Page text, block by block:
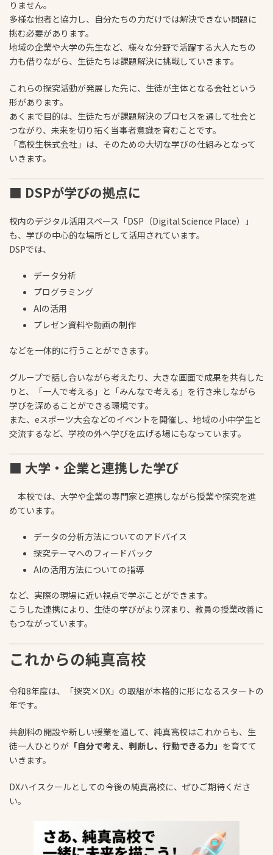
りません。
多様な他者と協力し、自分たちの力だけでは解決できない問題に
挑む必要があります。
地域の企業や大学の先生など、様々な分野で活躍する大人たちの
力も借りながら、生徒たちは課題解決に挑戦していきます。
これらの探究活動が発展した先に、生徒が主体となる会社という
形があります。
あくまで目的は、生徒たちが課題解決のプロセスを通して社会と
つながり、未来を切り拓く当事者意識を育むことです。
「高校生株式会社」は、そのための大切な学びの仕組みとなって
いきます。
■ DSPが学びの拠点に
校内のデジタル活用スペース「DSP（Digital Science Place）」
も、学びの中心的な場所として活用されています。
DSPでは、
データ分析
プログラミング
AIの活用
プレゼン資料や動画の制作
などを一体的に行うことができます。
グループで話し合いながら考えたり、大きな画面で成果を共有した
りと、「一人で考える」と「みんなで考える」を行き来しながら
学びを深めることができる環境です。
また、eスポーツ大会などのイベントを開催し、地域の小中学生と
交流するなど、学校の外へ学びを広げる場にもなっています。
■ 大学・企業と連携した学び
本校では、大学や企業の専門家と連携しながら授業や探究を進
めています。
データの分析方法についてのアドバイス
探究テーマへのフィードバック
AIの活用方法についての指導
など、実際の現場に近い視点で学ぶことができます。
こうした連携により、生徒の学びがより深まり、教員の授業改善に
もつながっています。
これからの純真高校
令和8年度は、「探究×DX」の取組が本格的に形になるスタートの
年です。
共創科の開設や新しい授業を通して、純真高校はこれからも、生
徒一人ひとりが 「自分で考え、判断し、行動できる力」 を育てて
いきます。
DXハイスクールとしての今後の純真高校に、ぜひご期待くださ
い。